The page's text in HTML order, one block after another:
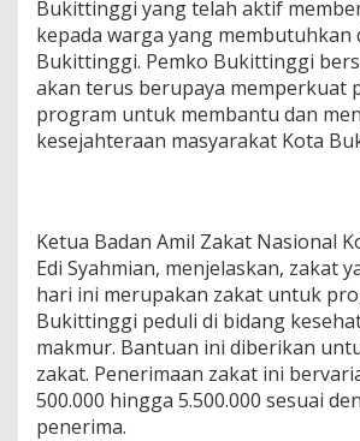
Bukittinggi yang telah aktif
kepada warga yang membutuhkan
Bukittinggi. Pemko Bukittinggi
akan terus berupaya memperkuat
program untuk membantu dan
kesejahteraan masyarakat Kota
Ketua Badan Amil Zakat Nasional
Edi Syahmian, menjelaskan, zakat
hari ini merupakan zakat untuk
Bukittinggi peduli di bidang
makmur. Bantuan ini diberikan
zakat. Penerimaan zakat ini
500.000 hingga 5.500.000 sesuai
penerima.